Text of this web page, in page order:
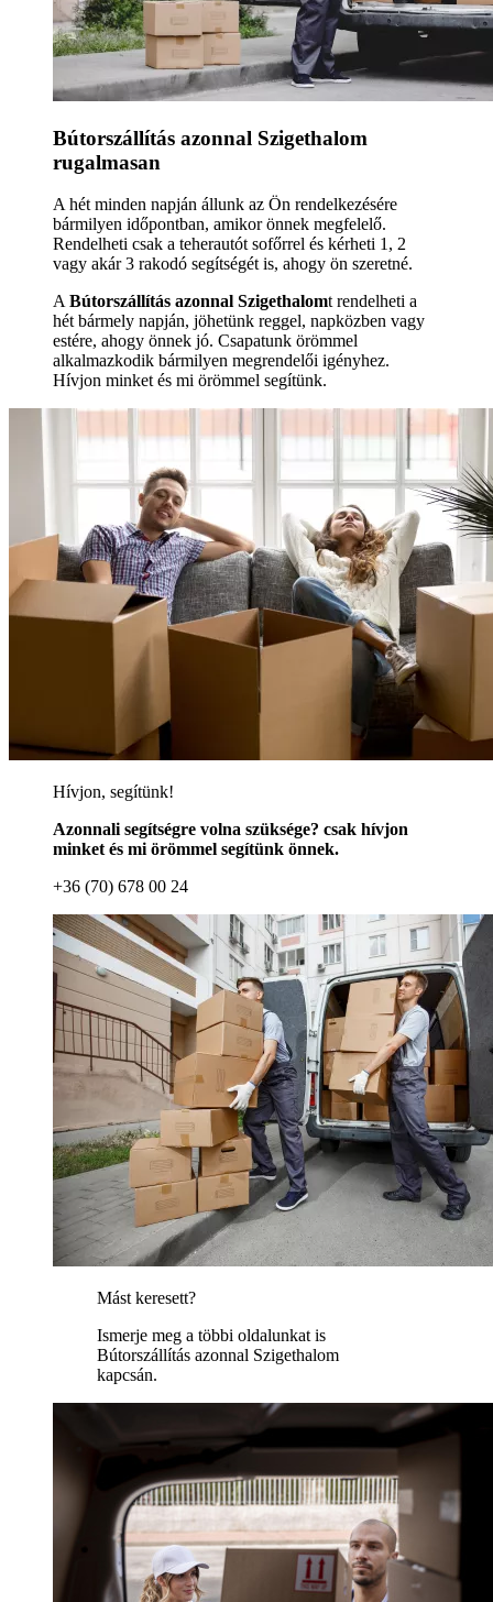
Bútorszállítás azonnal Szigethalom
rugalmasan
A hét minden napján állunk az Ön rendelkezésére
bármilyen időpontban, amikor önnek megfelelő.
Rendelheti csak a teherautót sofőrrel és kérheti 1, 2
vagy akár 3 rakodó segítségét is, ahogy ön szeretné.
A Bútorszállítás azonnal Szigethalomt rendelheti a
hét bármely napján, jöhetünk reggel, napközben vagy
estére, ahogy önnek jó. Csapatunk örömmel
alkalmazkodik bármilyen megrendelői igényhez.
Hívjon minket és mi örömmel segítünk.
Hívjon, segítünk!
Azonnali segítségre volna szüksége? csak hívjon
minket és mi örömmel segítünk önnek.
+36 (70) 678 00 24
Mást keresett?
Ismerje meg a többi oldalunkat is
Bútorszállítás azonnal Szigethalom
kapcsán.